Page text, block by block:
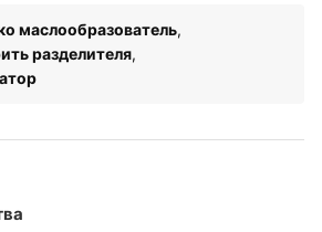
маслообразователь,
разделителя,